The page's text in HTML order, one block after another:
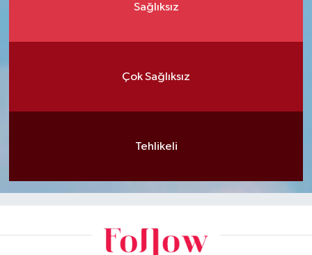
Sağlıksız
Çok Sağlıksız
Tehlikeli